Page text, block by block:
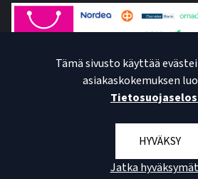
Tämä sivusto käyttää
asiakaskokemuksen
HYVÄKSY
Jatka